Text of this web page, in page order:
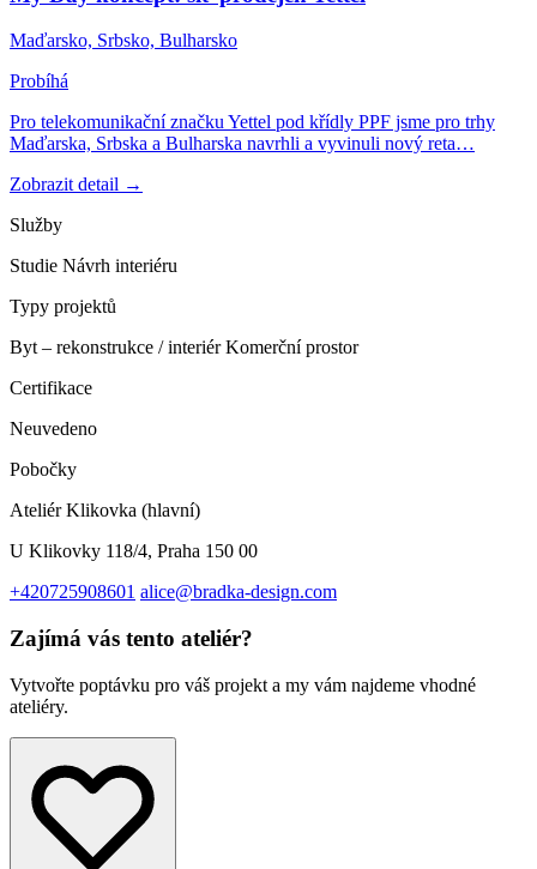
Maďarsko, Srbsko, Bulharsko
Probíhá
Pro telekomunikační značku Yettel pod křídly PPF jsme pro trhy
Maďarska, Srbska a Bulharska navrhli a vyvinuli nový reta…
Zobrazit detail →
Služby
Studie Návrh interiéru
Typy projektů
Byt – rekonstrukce / interiérKomerční prostor
Certifikace
Neuvedeno
Pobočky
Ateliér Klikovka (hlavní)
U Klikovky 118/4, Praha 150 00
+420725908601 alice@bradka-design.com
Zajímá vás tento ateliér?
Vytvořte poptávku pro váš projekt a my vám najdeme vhodné
ateliéry.